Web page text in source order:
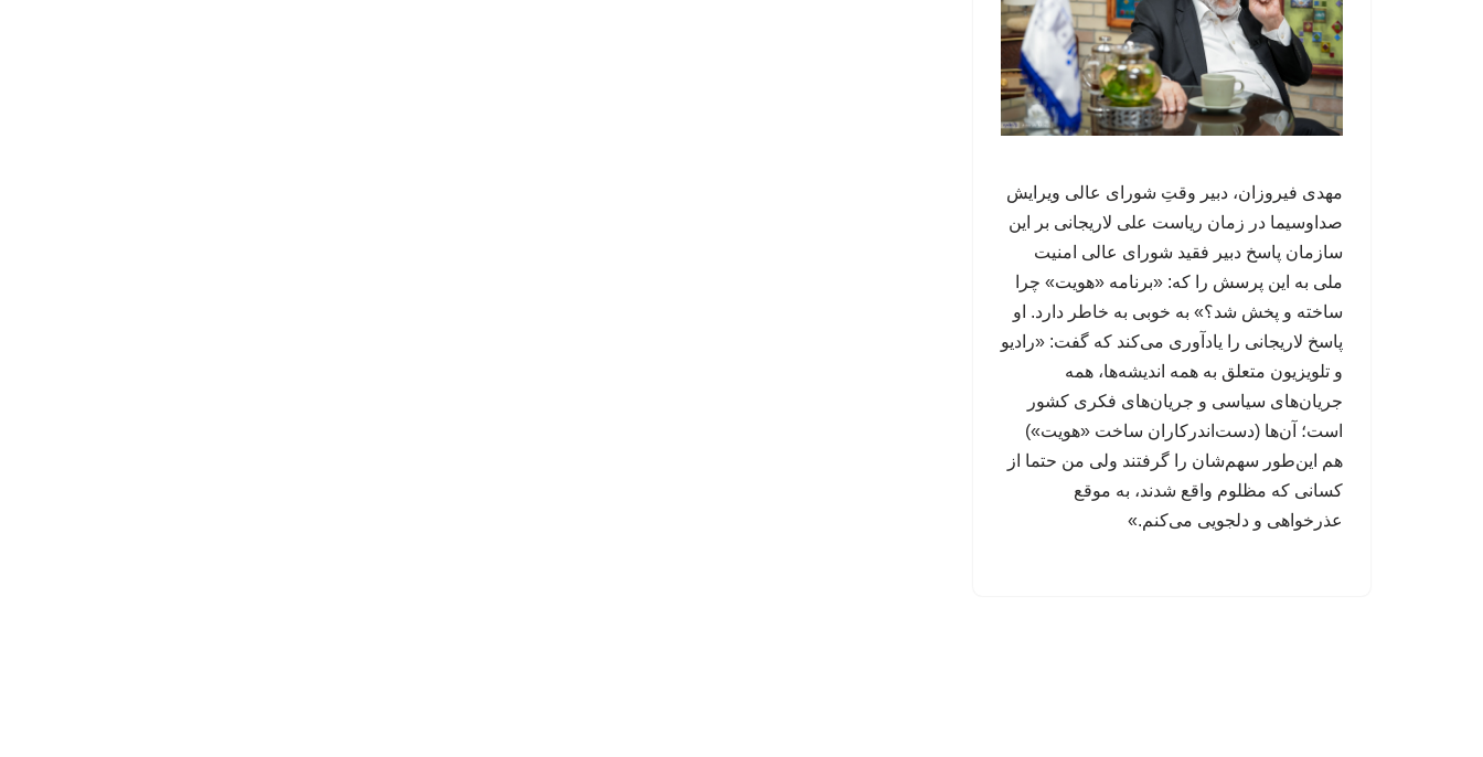
مهدی فیروزان، دبیر وقتِ شورای عالی ویرایش
صداوسیما در زمان ریاست علی لاریجانی بر این
سازمان پاسخ دبیر فقید شورای عالی امنیت
ملی به این پرسش را که: «برنامه «هویت» چرا
ساخته و پخش شد؟» به خوبی به خاطر دارد. او
پاسخ لاریجانی را یادآوری می‌کند که گفت: «رادیو
و تلویزیون متعلق به همه اندیشه‌ها، همه
جریان‌های سیاسی و جریان‌های فکری کشور
است؛ آن‌ها (دست‌اندرکاران ساخت «هویت»)
هم این‌طور سهم‌شان را گرفتند ولی من حتما از
کسانی که مظلوم واقع شدند، به موقع
عذرخواهی و دلجویی می‌کنم.»